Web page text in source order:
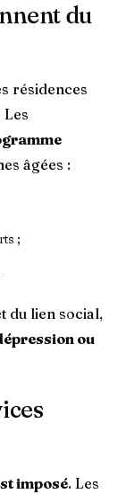
du
résidences
Les
âgées :
;
du lien social,
ou
imposé. Les